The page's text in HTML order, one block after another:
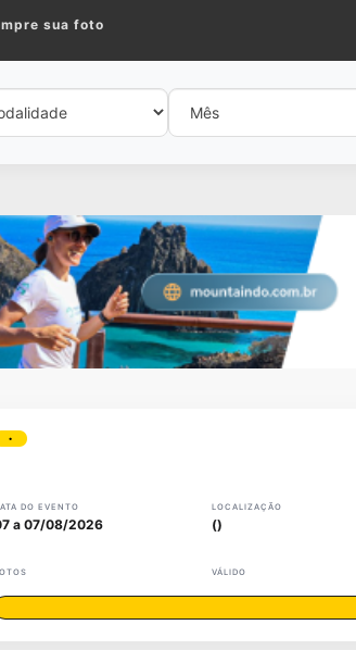
sua foto
•
DO EVENTO
a 07/08/2026
LOCALIZAÇÃO
()
VÁLIDO